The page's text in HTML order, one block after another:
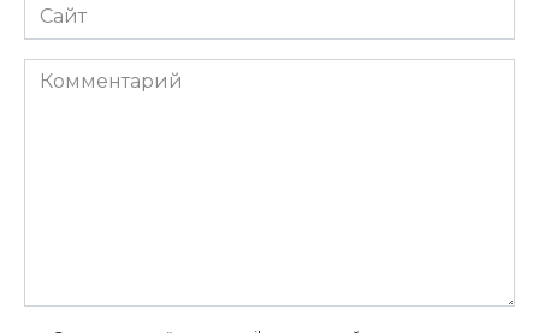
Сайт
Комментарий